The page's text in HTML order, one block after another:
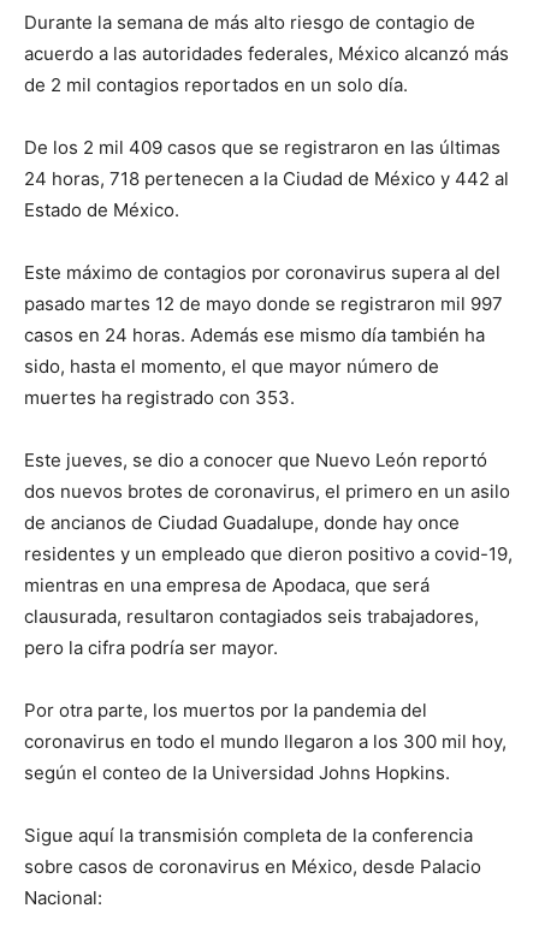
Durante la semana de más alto riesgo de contagio de
acuerdo a las autoridades federales, México alcanzó más
de 2 mil contagios reportados en un solo día.
De los 2 mil 409 casos que se registraron en las últimas
24 horas, 718 pertenecen a la Ciudad de México y 442 al
Estado de México.
Este máximo de contagios por coronavirus supera al del
pasado martes 12 de mayo donde se registraron mil 997
casos en 24 horas. Además ese mismo día también ha
sido, hasta el momento, el que mayor número de
muertes ha registrado con 353.
Este jueves, se dio a conocer que Nuevo León reportó
dos nuevos brotes de coronavirus, el primero en un asilo
de ancianos de Ciudad Guadalupe, donde hay once
residentes y un empleado que dieron positivo a covid-19,
mientras en una empresa de Apodaca, que será
clausurada, resultaron contagiados seis trabajadores,
pero la cifra podría ser mayor.
Por otra parte, los muertos por la pandemia del
coronavirus en todo el mundo llegaron a los 300 mil hoy,
según el conteo de la Universidad Johns Hopkins.
Sigue aquí la transmisión completa de la conferencia
sobre casos de coronavirus en México, desde Palacio
Nacional: